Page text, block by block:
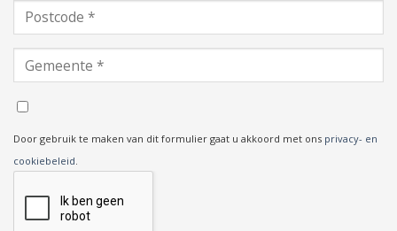
Door gebruik te maken van dit formulier gaat u akkoord met ons privacy- en
cookiebeleid